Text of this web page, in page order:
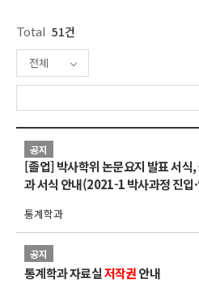
Total 51건
전체
공지
[졸업] 박사학위 논문요지 발표 서식
과 서식 안내(2021-1 박사과정 진입
통계학과
공지
통계학과 자료실저작권안내